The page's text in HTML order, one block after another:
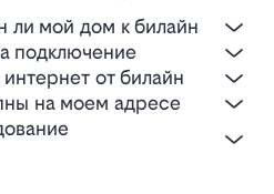
ли мой дом к билайн
подключение
от билайн
на моем адресе